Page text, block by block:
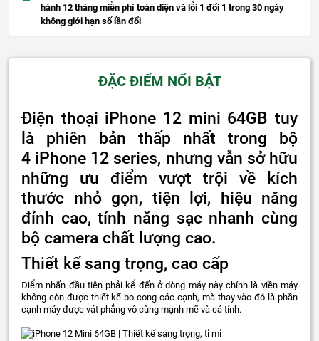
hành 12 tháng miễn phí toàn diện và lỗi 1 đổi 1 trong 30 ngày
không giới hạn số lần đổi
ĐẶC ĐIỂM NỔI BẬT
Điện thoại iPhone 12 mini 64GB tuy
là phiên bản thấp nhất trong bộ
4 iPhone 12 series, nhưng vẫn sở hữu
những ưu điểm vượt trội về kích
thước nhỏ gọn, tiện lợi, hiệu năng
đỉnh cao, tính năng sạc nhanh cùng
bộ camera chất lượng cao.
Thiết kế sang trọng, cao cấp
Điểm nhấn đầu tiên phải kể đến ở dòng máy này chính là viền máy
không còn được thiết kế bo cong các cạnh, mà thay vào đó là phần
cạnh máy được vát phẳng vô cùng mạnh mẽ và cá tính.